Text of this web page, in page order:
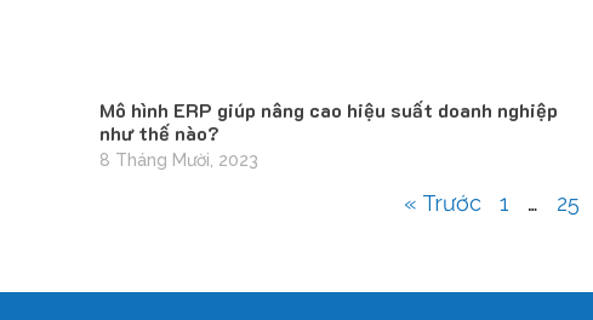
Mô hình ERP giúp nâng cao hiệu suất doanh nghiệp
như thế nào?
8 Tháng Mười, 2023
« Trước 1 … 25